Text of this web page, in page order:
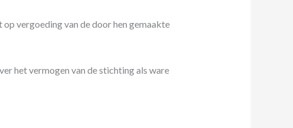
vergoeding van de door hen gemaakte
het vermogen van de stichting als ware